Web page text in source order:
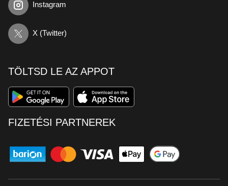
Instagram
X (Twitter)
TÖLTSD LE AZ APPOT
FIZETÉSI PARTNEREK